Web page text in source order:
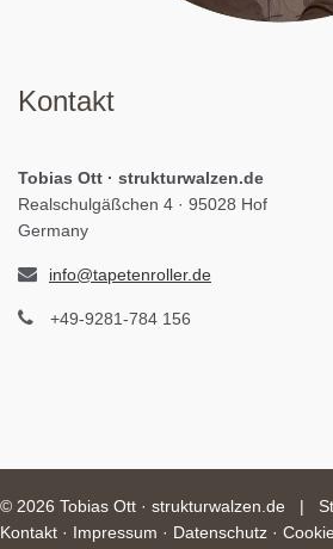
Kontakt
Tobias Ott · strukturwalzen.de
Realschulgäßchen 4 · 95028 Hof
Germany
info@tapetenroller.de
+49-9281-784 156
© 2026 Tobias Ott · strukturwalzen.de |
Kontakt · Impressum · Datenschutz ·